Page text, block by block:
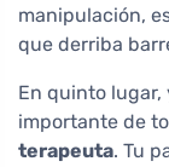
manipulación,
que derriba
En quinto lugar,
importante de
terapeuta. Tu